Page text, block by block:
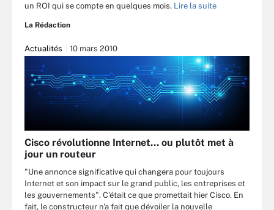
un ROI qui se compte en quelques mois. Lire la suite
La Rédaction
Actualités 10 mars 2010
Cisco révolutionne Internet... ou plutôt met à
jour un routeur
"Une annonce significative qui changera pour toujours
Internet et son impact sur le grand public, les entreprises et
les gouvernements". C'était ce que promettait hier Cisco. En
fait, le constructeur n'a fait que dévoiler la nouvelle